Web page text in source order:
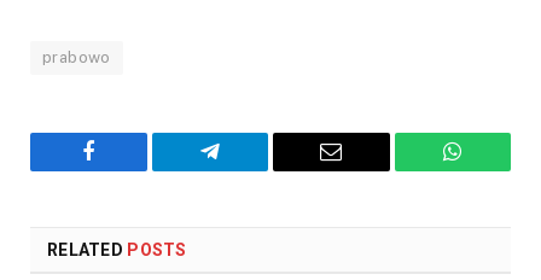
prabowo
Facebook Telegram Email
RELATED POSTS